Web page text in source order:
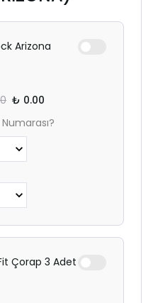
Arizona
₺ 0.00
Çorap 3 Adet